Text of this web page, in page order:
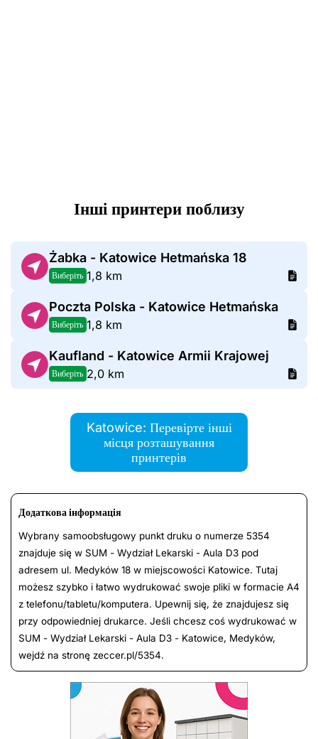
Інші принтери поблизу
Żabka - Katowice Hetmańska 18
Виберіть 1,8 km
Poczta Polska - Katowice Hetmańska
Виберіть 1,8 km
Kaufland - Katowice Armii Krajowej
Виберіть 2,0 km
Katowice: Перевірте інші
місця розташування
принтерів
Додаткова інформація
Wybrany samoobsługowy punkt druku o numerze 5354
znajduje się w SUM - Wydział Lekarski - Aula D3 pod
adresem ul. Medyków 18 w miejscowości Katowice. Tutaj
możesz szybko i łatwo wydrukować swoje pliki w formacie A4
z telefonu/tabletu/komputera. Upewnij się, że znajdujesz się
przy odpowiedniej drukarce. Jeśli chcesz coś wydrukować w
SUM - Wydział Lekarski - Aula D3 - Katowice, Medyków,
wejdź na stronę zeccer.pl/5354.